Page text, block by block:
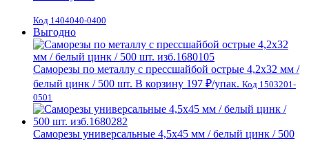
Код 1404040-0400
Выгодно
Саморезы по металлу с прессшайбой острые 4,2х32 мм /
белый цинк / 500 шт. В корзину 197 ₽/упак. Код 1503201-
0501
Саморезы универсальные 4,5х45 мм / белый цинк / 500